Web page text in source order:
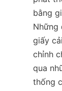
bằng
Những
giấy
chỉnh
qua
thống